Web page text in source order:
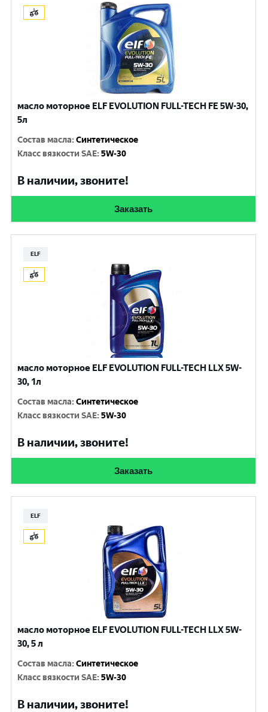
масло моторное ELF EVOLUTION FULL-TECH FE 5W-30,
5л
Состав масла:Синтетическое
Класс вязкости SAE:5W-30
В наличии, звоните!
Заказать
ELF
масло моторное ELF EVOLUTION FULL-TECH LLX 5W-
30, 1л
Состав масла:Синтетическое
Класс вязкости SAE:5W-30
В наличии, звоните!
Заказать
ELF
масло моторное ELF EVOLUTION FULL-TECH LLX 5W-
30, 5 л
Состав масла:Синтетическое
Класс вязкости SAE:5W-30
В наличии, звоните!